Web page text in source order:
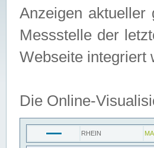
Anzeigen aktueller
Messstelle der
Webseite integriert
Die Online-